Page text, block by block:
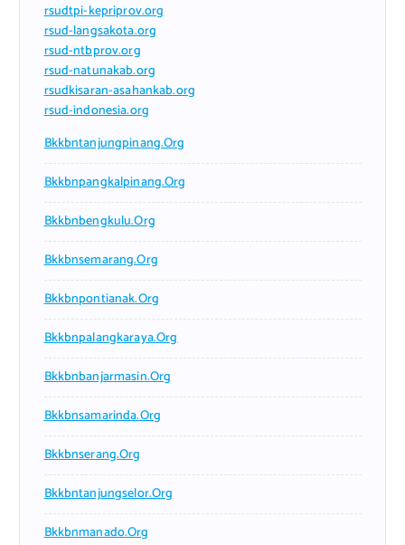
rsudtpi-kepriprov.org
rsud-langsakota.org
rsud-ntbprov.org
rsud-natunakab.org
rsudkisaran-asahankab.org
rsud-indonesia.org
Bkkbntanjungpinang.org
Bkkbnpangkalpinang.org
Bkkbnbengkulu.org
Bkkbnsemarang.org
Bkkbnpontianak.org
Bkkbnpalangkaraya.org
Bkkbnbanjarmasin.org
Bkkbnsamarinda.org
Bkkbnserang.org
Bkkbntanjungselor.org
Bkkbnmanado.org